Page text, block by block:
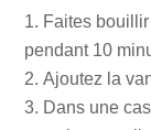
Faites
pendant 10
Ajoutez la
Dans une